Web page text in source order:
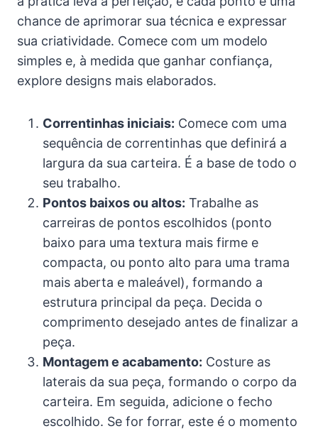
chance de aprimorar sua técnica e expressar
sua criatividade. Comece com um modelo
simples e, à medida que ganhar confiança,
explore designs mais elaborados.
Correntinhas iniciais: Comece com uma
sequência de correntinhas que definirá a
largura da sua carteira. É a base de todo o
seu trabalho.
Pontos baixos ou altos: Trabalhe as
carreiras de pontos escolhidos (ponto
baixo para uma textura mais firme e
compacta, ou ponto alto para uma trama
mais aberta e maleável), formando a
estrutura principal da peça. Decida o
comprimento desejado antes de finalizar a
peça.
Montagem e acabamento: Costure as
laterais da sua peça, formando o corpo da
carteira. Em seguida, adicione o fecho
escolhido. Se for forrar, este é o momento